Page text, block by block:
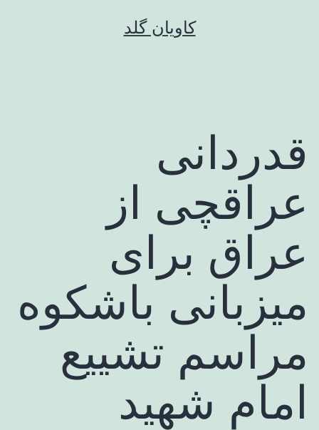
کاویان گلد
قدردانی
عراقچی از
عراق برای
میزبانی باشکوه
مراسم تشییع
امام شهید